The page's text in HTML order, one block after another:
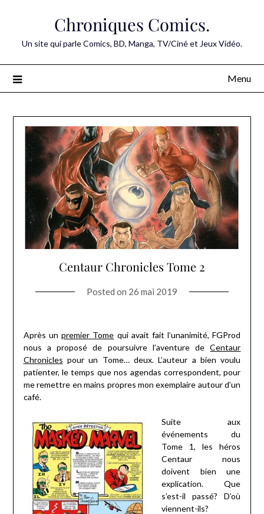
Chroniques Comics.
Un site qui parle Comics, BD, Manga, TV/Ciné et Jeux Vidéo.
Menu
Centaur Chronicles Tome 2
Posted on 26 mai 2019
Après unpremier Tome qui avait fait l’unanimité, FGProd
nous a proposé de poursuivre l’aventure deCentaur
Chronicles pour un Tome… deux. L’auteur a bien voulu
patienter, le temps que nos agendas correspondent, pour
me remettre en mains propres mon exemplaire autour d’un
café.
Suite aux
événements du
Tome 1, les héros
Centaur nous
doivent bien une
explication. Que
s’est-il passé? D’où
viennent-ils?